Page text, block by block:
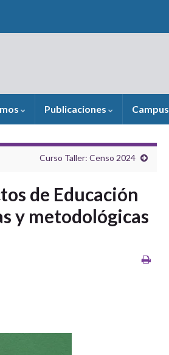
Publicaciones Campus
Curso Taller: Censo 2024
de Educación
y metodológicas